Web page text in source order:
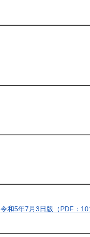
令和5年7月3日版（PDF：